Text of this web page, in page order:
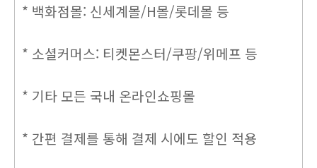
* 백화점몰: 신세계몰/H몰/롯데몰 등
* 소셜커머스: 티켓몬스터/쿠팡/위메프 등
* 기타 모든 국내 온라인쇼핑몰
* 간편 결제를 통해 결제 시에도 할인 적용